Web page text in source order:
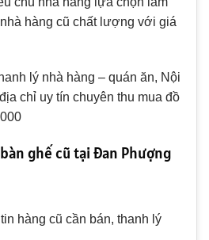
hàng cũ chất lượng với giá
lý nhà hàng – quán ăn, Nội
chỉ uy tín chuyên thu mua đồ
ghế cũ tại Đan Phượng
hàng cũ cần bán, thanh lý